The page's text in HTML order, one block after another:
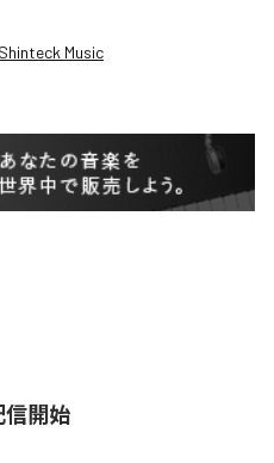
Shinteck Music
信開始